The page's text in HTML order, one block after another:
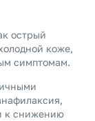
острый
коже,
симптомам.
к снижению